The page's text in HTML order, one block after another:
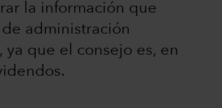
la información que
administración
que el consejo es, en